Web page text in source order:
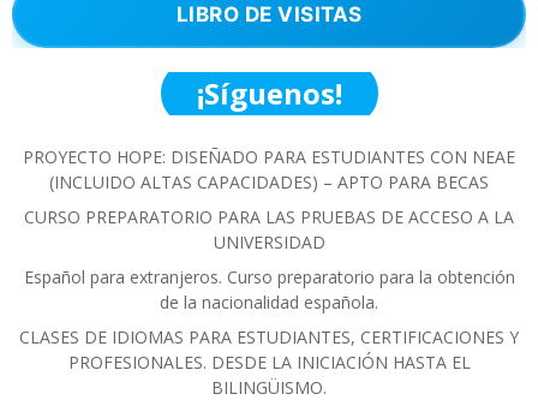
LIBRO DE VISITAS
¡Síguenos!
PROYECTO HOPE: DISEÑADO PARA ESTUDIANTES CON NEAE
(INCLUIDO ALTAS CAPACIDADES) – APTO PARA BECAS
CURSO PREPARATORIO PARA LAS PRUEBAS DE ACCESO A LA
UNIVERSIDAD
Español para extranjeros. Curso preparatorio para la obtención
de la nacionalidad española.
CLASES DE IDIOMAS PARA ESTUDIANTES, CERTIFICACIONES Y
PROFESIONALES. DESDE LA INICIACIÓN HASTA EL
BILINGÜISMO.